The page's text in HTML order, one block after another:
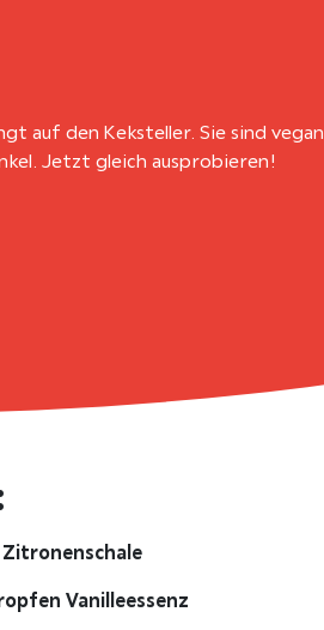
auf den Keksteller. Sie sind vegan
Jetzt gleich ausprobieren!
Zitronenschale
Vanilleessenz